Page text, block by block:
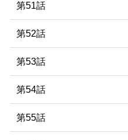
第51話
第52話
第53話
第54話
第55話